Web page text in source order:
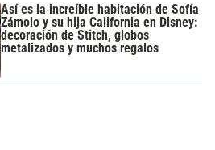
Así es la increíble habitación de Sofía
Zámolo y su hija California en Disney:
decoración de Stitch, globos
metalizados y muchos regalos